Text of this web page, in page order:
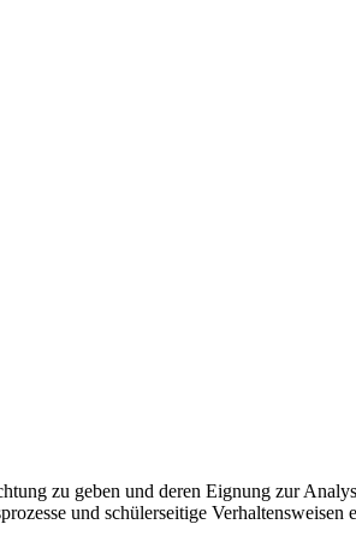
zu geben und deren Eignung zur
und schülerseitige Verhaltensweisen